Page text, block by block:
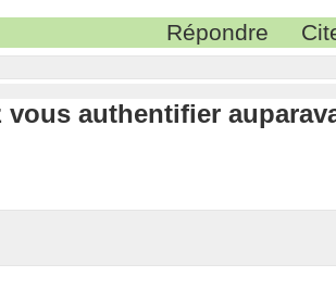
Répondre
vous authentifier